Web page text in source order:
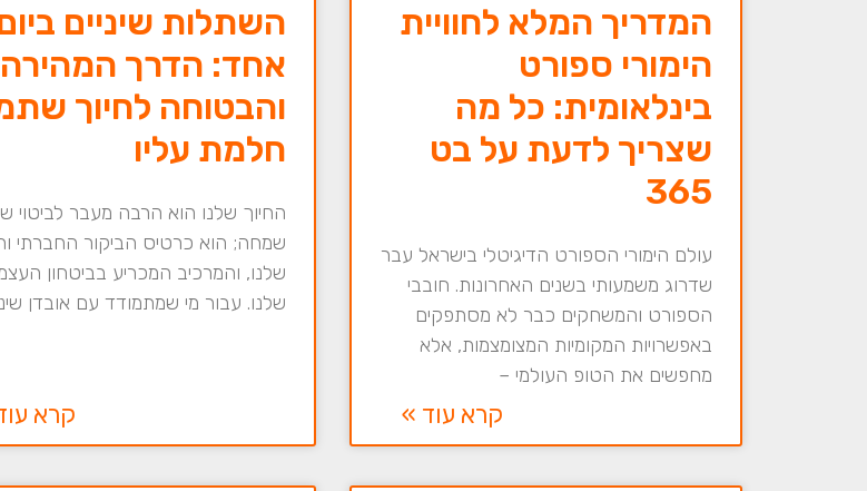
המדריך המלא לחוויית
הימורי ספורט
בינלאומית: כל מה
שצריך לדעת על בט
365
עולם הימורי הספורט הדיגיטלי בישראל עבר
שדרוג משמעותי בשנים האחרונות. חובבי
הספורט והמשחקים כבר לא מסתפקים
באפשרויות המקומיות המצומצמות, אלא
מחפשים את הטופ העולמי –
קרא עוד »
השתלות שיניים
אחד: הדרך המהירה
והבטוחה לחיוך
חלמת עליו
החיוך שלנו הוא הרבה מעבר לביטוי
שמחה; הוא כרטיס הביקור החברתי
שלנו, והמרכיב המכריע בביטחון
שלנו. עבור מי שמתמודד עם אובדן
קרא